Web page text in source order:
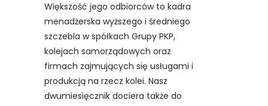
Większość jego odbiorców to kadra
menadżerska wyższego i średniego
szczebla w spółkach Grupy PKP,
kolejach samorządowych oraz
firmach zajmujących się usługami i
produkcją na rzecz kolei. Nasz
dwumiesięcznik dociera także do